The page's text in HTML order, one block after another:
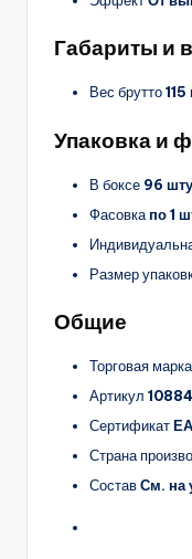
Габариты и
Вес брутто115
Упаковка и
В боксе 96
Фасовкапо 1
Размер
Общие
Торговая марка
Артикул
Сертификат
Страна
СоставСм. на